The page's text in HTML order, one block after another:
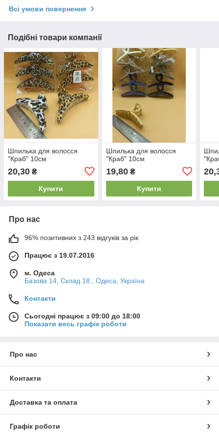
Всі умови повернення
Подібні товари компанії
Шпилька для волосся
"Краб" 10см
20,30 ₴
Купити
Шпилька для волосся
"Краб" 10см
19,80₴
Купити
Про нас
96% позитивних з 243 відгуків за рік
Працює з 19.07.2016
м. Одеса
Базова 14, Склад 18., Одеса, Україна
Контакти
Сьогодні працює з 09:00 до 18:00
Показати весь графік роботи
Про нас
Контакти
Доставка та оплата
Графік роботи